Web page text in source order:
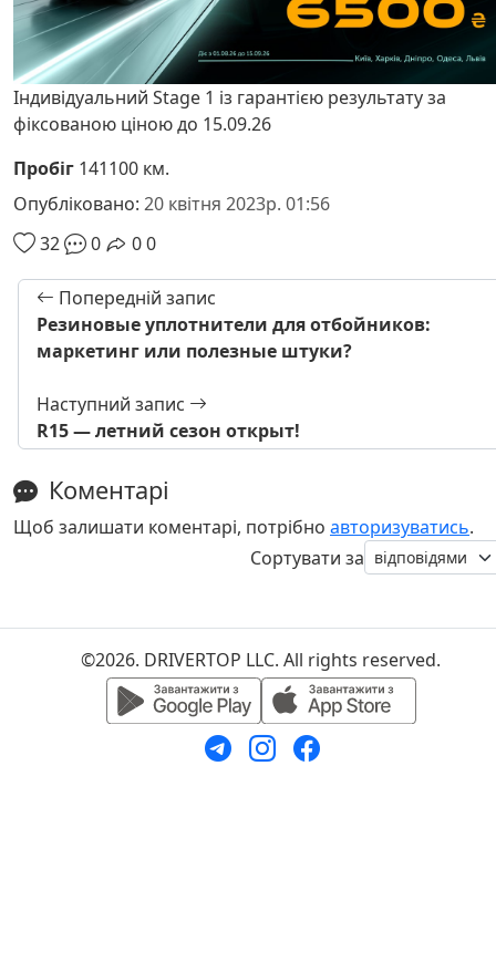
Індивідуальний Stage 1 із гарантією результату за
фіксованою ціною до 15.09.26
Пробіг 141100 км.
Опубліковано: 20 квітня 2023р. 01:56
32
0 00
Попередній запис
Резиновые уплотнители для отбойников:
маркетинг или полезные штуки?
Наступний запис
R15 — летний сезон открыт!
Коментарі
Щоб залишати коментарі, потрібно авторизуватись.
Сортувати за
©2026. DRIVERTOP LLC. All rights reserved.